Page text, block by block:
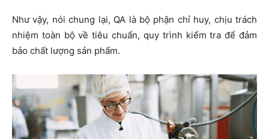
Như vậy, nói chung lại, QA là bộ phận chỉ huy, chịu trách
nhiệm toàn bộ về tiêu chuẩn, quy trình kiểm tra để đảm
bảo chất lượng sản phẩm.